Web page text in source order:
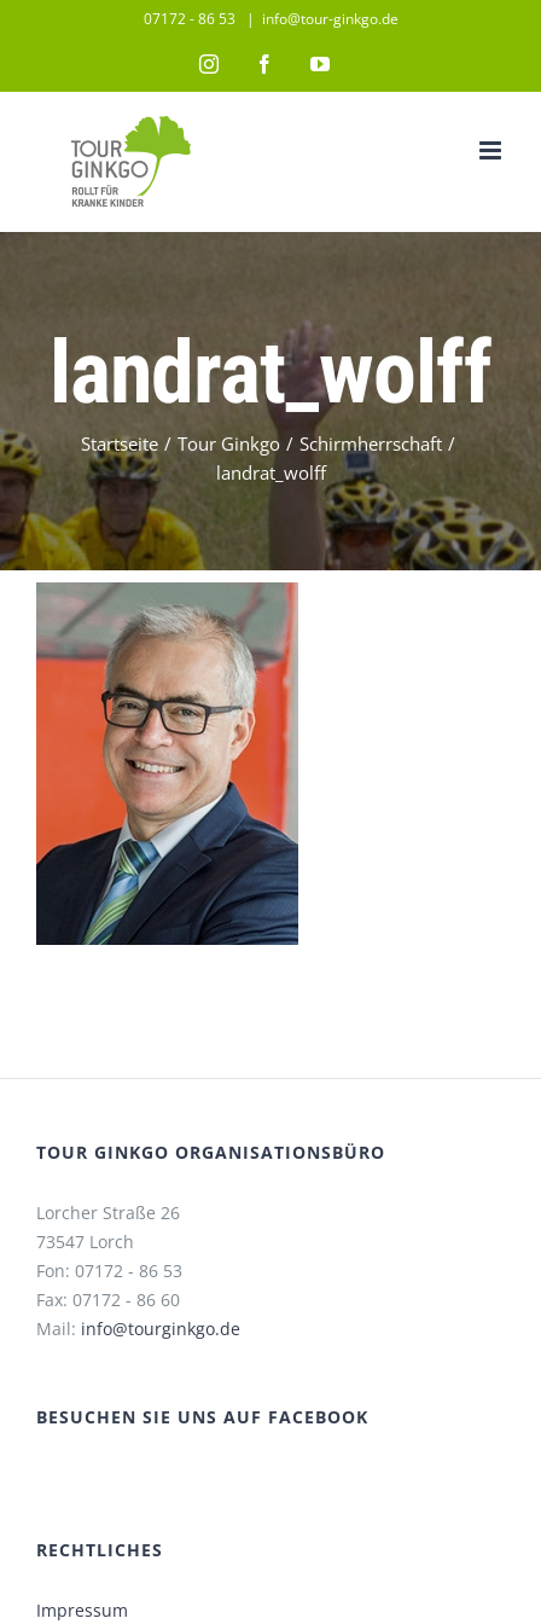
07172 - 86 53 | info@tour-ginkgo.de
InstagramFacebookYouTube
landrat_wolff
Startseite / Tour Ginkgo / Schirmherrschaft /
landrat_wolff
TOUR GINKGO ORGANISATIONSBÜRO
Lorcher Straße 26
73547 Lorch
Fon: 07172 - 86 53
Fax: 07172 - 86 60
Mail: info@tourginkgo.de
BESUCHEN SIE UNS AUF FACEBOOK
RECHTLICHES
Impressum